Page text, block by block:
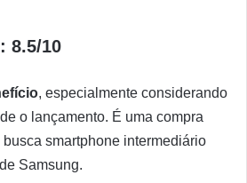
8.5/10
, especialmente considerando
o lançamento. É uma compra
smartphone intermediário
Samsung.